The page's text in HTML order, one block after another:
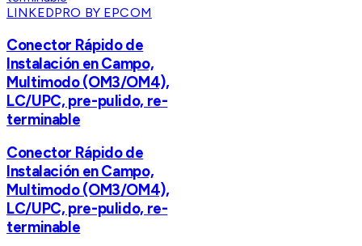
LINKEDPRO BY EPCOM
Conector Rápido de
Instalación en Campo,
Multimodo (OM3/OM4),
LC/UPC, pre-pulido, re-
terminable
Conector Rápido de
Instalación en Campo,
Multimodo (OM3/OM4),
LC/UPC, pre-pulido, re-
terminable